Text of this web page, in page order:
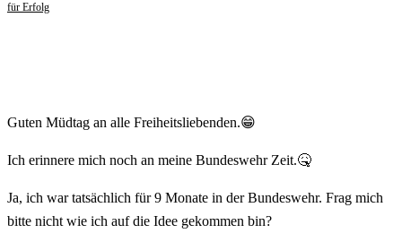
für Erfolg
Guten Müdtag an alle Freiheitsliebenden.😁
Ich erinnere mich noch an meine Bundeswehr Zeit.🤒
Ja, ich war tatsächlich für 9 Monate in der Bundeswehr. Frag mich
bitte nicht wie ich auf die Idee gekommen bin?